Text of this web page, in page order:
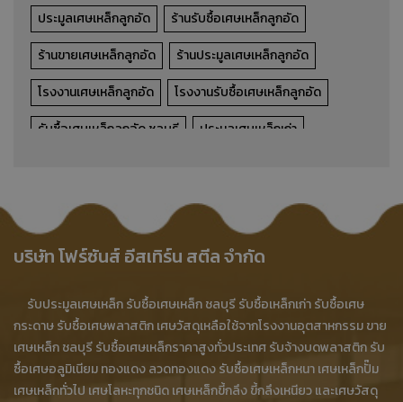
เศษทองเหลือง
รับซื้อ-ขาย-ประมูล เศษทองเหลือง
ประมูลเศษเหล็กลูกอัด
ร้านรับซื้อเศษเหล็กลูกอัด
ร้านขายเศษเหล็กลูกอัด
ร้านประมูลเศษเหล็กลูกอัด
โรงงานเศษเหล็กลูกอัด
โรงงานรับซื้อเศษเหล็กลูกอัด
รับซื้อเศษเหล็กลูกอัด ชลบุรี
ประมูลเศษเหล็กเก่า
รับซื้อเศษเหล็กลูกอัดอุตสาหกรรม
เศษเหล็กลูกอัด ชลบุรี
ขายเศษเหล็กลูกอัด ชลบุรี
รับซื้อเศษเหล็ก บ้านบึง
เศษเหล็กขี้กลึง
รับซื้อเศษเหล็กขี้กลึง
รับซื้อเศษเหล็กขี้กลึง ราคาสูง
ขายเศษเหล็กขี้กลึง
ประมูลเศษเหล็กขี้กลึง
ร้านรับซื้อเศษเหล็กขี้กลึง
บริษัท โฟร์ซันส์ อีสเทิร์น สตีล จำกัด
รับประมูลเศษเหล็ก รับซื้อเศษเหล็ก ชลบุรี รับซื้อเหล็กเก่า รับซื้อเศษ
กระดาษ รับซื้อเศษพลาสติก เศษวัสดุเหลือใช้จากโรงงานอุตสาหกรรม ขาย
เศษเหล็ก ชลบุรี รับซื้อเศษเหล็กราคาสูงทั่วประเทศ รับจ้างบดพลาสติก รับ
ซื้อเศษอลูมิเนียม ทองแดง ลวดทองแดง รับซื้อเศษเหล็กหนา เศษเหล็กปั๊ม
เศษเหล็กทั่วไป เศษโลหะทุกชนิด เศษเหล็กขี้กลึง ขี้กลึงเหนียว และเศษวัสดุ